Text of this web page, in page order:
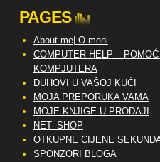
PAGES
About me| O meni
COMPUTER HELP –
KOMPJUTERA
DUHOVI U VAŠOJ KUĆI
MOJA PREPORUKA VAMA
MOJE KNJIGE U PRODAJI
NET- SHOP
OTKUPNE CIJENE
SPONZORI BLOGA